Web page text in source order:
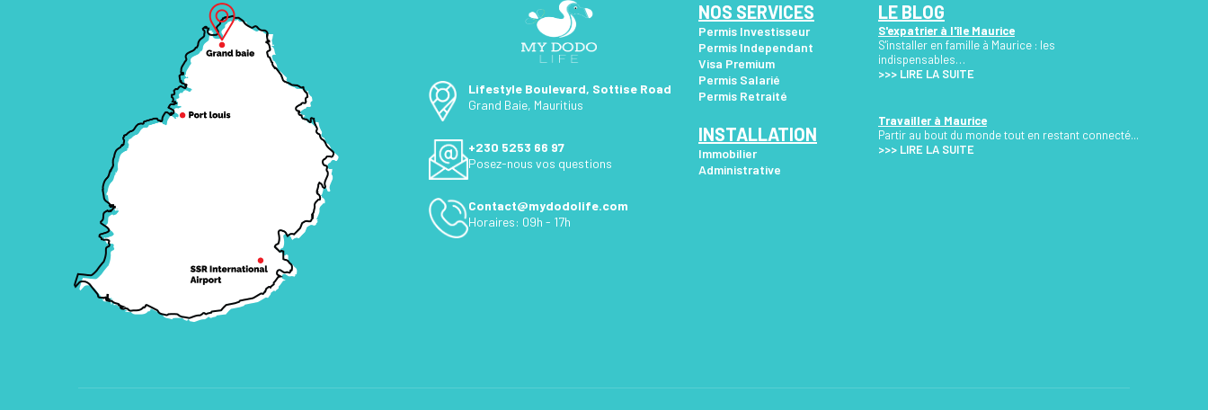
Lifestyle Boulevard, Sottise Road
Grand Baie, Mauritius
+230 5253 66 97
Posez-nous vos questions
Contact@mydodolife.com
Horaires: 09h - 17h
NOS SERVICES
Permis Investisseur
Permis Independant
Visa Premium
Permis Salarié
Permis Retraité
INSTALLATION
Immobilier
Administrative
LE BLOG
S'expatrier à l'île Maurice
S'installer en famille à Maurice : les
indispensables…
>>> LIRE LA SUITE
Travailler à Maurice
Partir au bout du monde tout en restant connecté...
>>> LIRE LA SUITE